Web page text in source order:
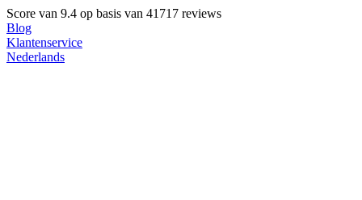
Score van 9.4 op basis van 41717 reviews
Blog
Klantenservice
Nederlands